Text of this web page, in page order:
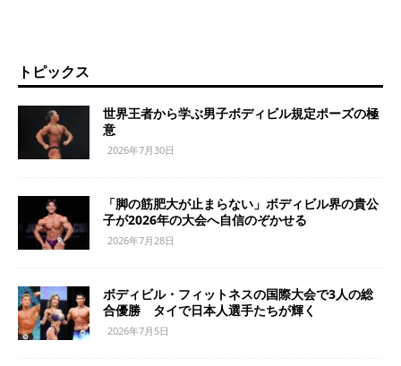
トピックス
世界王者から学ぶ男子ボディビル規定ポーズの極
意
2026年7月30日
「脚の筋肥大が止まらない」ボディビル界の貴公
子が2026年の大会へ自信のぞかせる
2026年7月28日
ボディビル・フィットネスの国際大会で3人の総
合優勝 タイで日本人選手たちが輝く
2026年7月5日